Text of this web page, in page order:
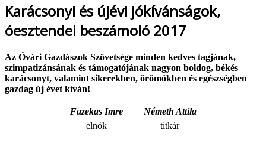
Karácsonyi és újévi jókívánságok,
óesztendei beszámoló 2017
Az Óvári Gazdászok Szövetsége minden kedves tagjának,
szimpatizánsának és támogatójának nagyon boldog, békés
karácsonyt, valamint sikerekben, örömökben és egészségben
gazdag új évet kíván!
Fazekas Imre
Németh Attila
elnök
titkár